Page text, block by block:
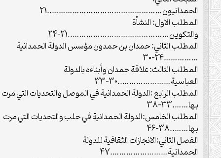
الحمدانيون…………………………………………..21
المطلب الاول: النشأة
والتكوين……………………………………..21-24
المطلب الثاني: حمدان بن حمدون مؤسس الدولة الحمدانية
……………24-30
المطلب الثالث: علاقة حمدان وأبناءه بالدولة
العباسية…………………..30-33
المطلب الرابع :الدولة الحمدانية في الموصل والتحديات التي مرت
بها…….33-38
المطلب الخامس:الدولة الحمدانية في حلب والتحديات التي مرت
بها……..38-46
الفصل الثاني:الانجازات الثقافية للدولة
الحمدانية…………………….47